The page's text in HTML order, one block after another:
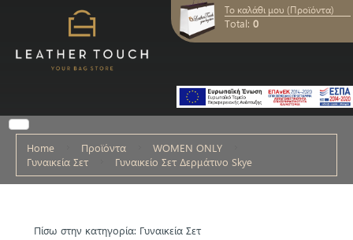
Το καλάθι μου (Προϊόντα)
Total: 0
Home Προϊόντα
WOMEN ONLY
Γυναικεία Σετ
Γυναικείο Σετ Δερμάτινο Skye
Πίσω στην κατηγορία: Γυναικεία Σετ